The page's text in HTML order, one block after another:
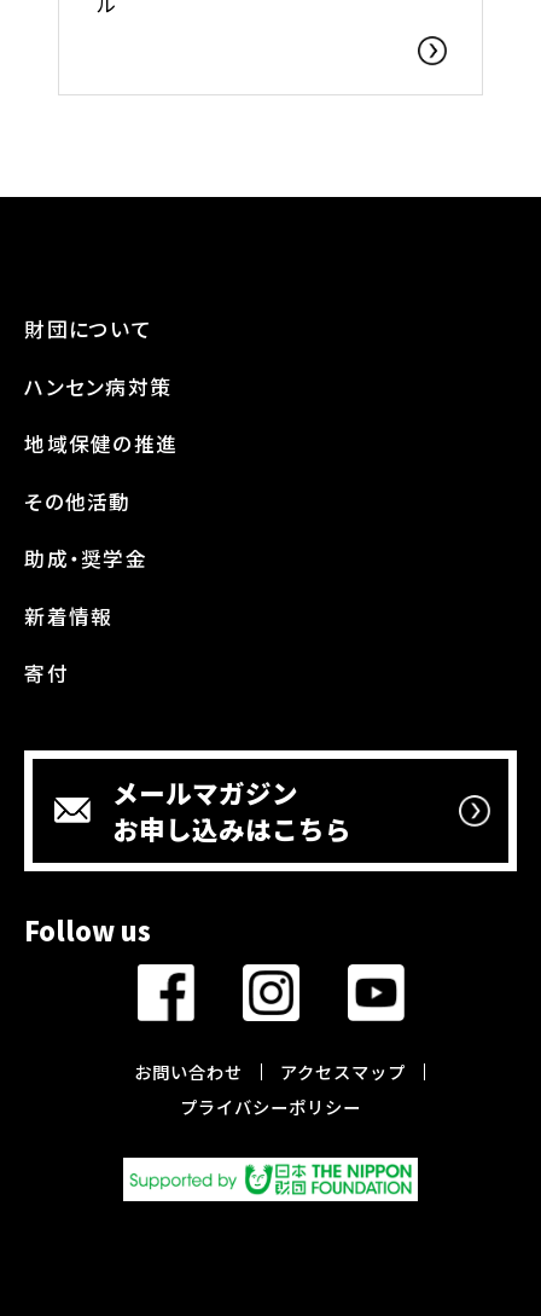
財団について
ハンセン病対策
地域保健の推進
その他活動
助成・奨学金
新着情報
寄付
メールマガジン
お申し込みはこちら
Follow us
お問い合わせ
アクセスマップ
プライバシーポリシー